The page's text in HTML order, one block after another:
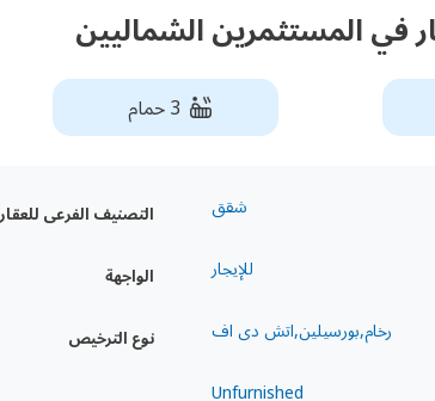
في المستثمرين الشماليين
3 حمام
شقق التصنيف الفرعى للعقار
للإيجار الواجهة
رخام,بورسيلين,اتش دى اف نوع الترخيص
Unfurnished